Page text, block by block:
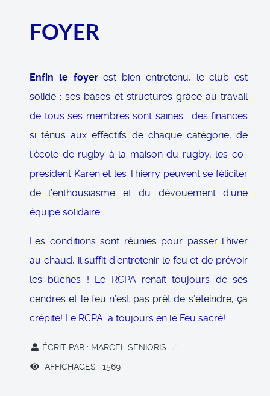
FOYER
Enfin le foyerest bien entretenu, le club est
solide : ses bases et structures grâce au travail
de tous ses membres sont saines : des finances
si ténus aux effectifs de chaque catégorie, de
l’école de rugby à la maison du rugby, les co-
président Karen et les Thierry peuvent se féliciter
de l’enthousiasme et du dévouement d’une
équipe solidaire.
Les conditions sont réunies pour passer l’hiver
au chaud, il suffit d’entretenir le feu et de prévoir
les bûches ! Le RCPA renaît toujours de ses
cendres et le feu n’est pas prêt de s’éteindre, ça
crépite! Le RCPA a toujours en le Feu sacré!
ÉCRIT PAR : MARCEL SENIORIS
AFFICHAGES : 1569